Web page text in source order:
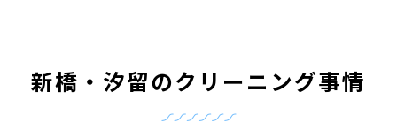
新橋・汐留のクリーニング事情